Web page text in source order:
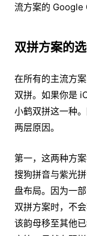
流方案的 Google
双拼方案的
在所有的主流方
双拼。如果你是
小鹤双拼这一种
两层原因。
第一，这两种方
搜狗拼音与紫光
盘布局。因为一
双拼方案时，不
该韵母移至其他